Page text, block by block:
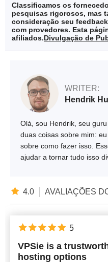
Classificamos os
pesquisas rigorosos, mas
consideração seu
com provedores. Esta
afiliados.Divulgação de
WRITER:
Hendrik
Olá, sou Hendrik, seu
duas coisas sobre mim:
sobre como fazer isso.
ajudar a tornar tudo isso
4.0 AVALIAÇÕES
VPSie is a
hosting options
5